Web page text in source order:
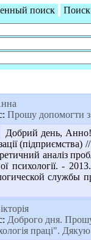
поиск
Прошу допомогти з
Добрий день, Анно!
аналіз
психології. -
службы
Доброго дня.
праці". Дякую